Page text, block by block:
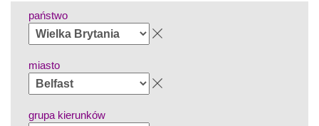
państwo
miasto
grupa kierunków